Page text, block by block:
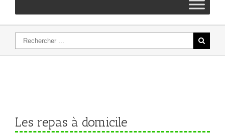
Les repas à domicile